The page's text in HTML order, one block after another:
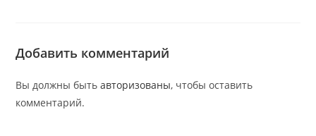
Добавить комментарий
Вы должны бытьавторизованы, чтобы оставить
комментарий.